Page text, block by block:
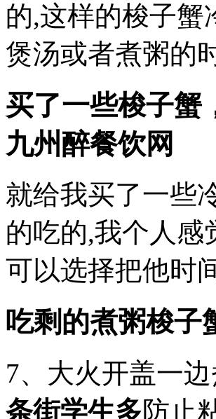
的,这样的梭子蟹
煲汤或者煮粥的
买了一些梭子蟹
九州醉餐饮网
就给我买了一些
的吃的,我个人感
可以选择把他时
吃剩的煮粥梭子
7、大火开盖一
条街学生多防止